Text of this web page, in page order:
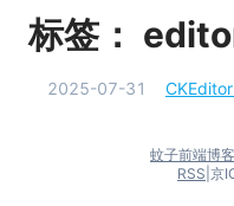
标签：
2025-07-31
蚊子前端博客
RSS 京